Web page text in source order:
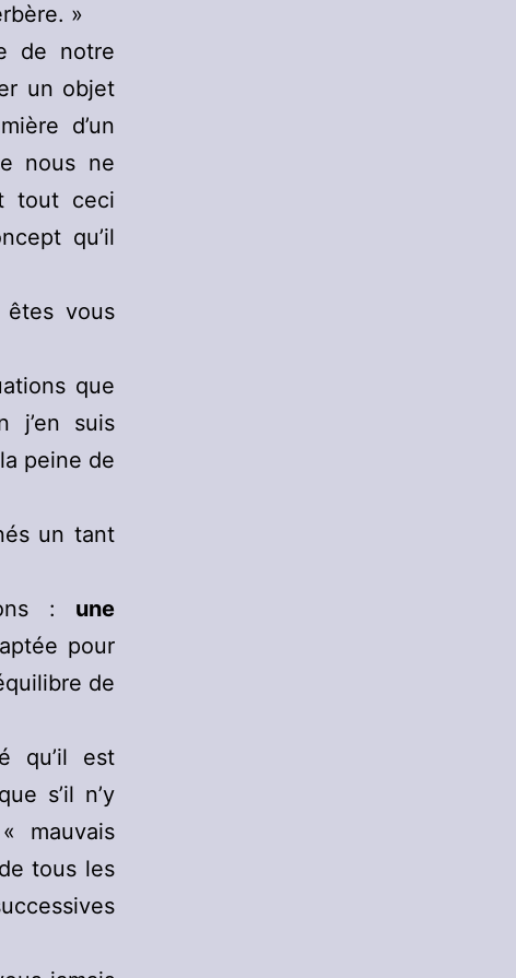
»
de notre
un objet
d’un
nous ne
tout ceci
qu’il
êtes vous
que
j’en suis
peine de
un tant
: une
pour
de
qu’il est
s’il n’y
mauvais
tous les